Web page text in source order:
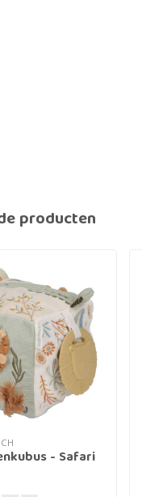
producten
- Safari